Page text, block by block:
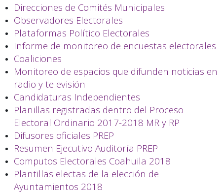
Direcciones de Comités Municipales
Observadores Electorales
Plataformas Político Electorales
Informe de monitoreo de encuestas electorales
Coaliciones
Monitoreo de espacios que difunden noticias en
radio y televisión
Candidaturas Independientes
Planillas registradas dentro del Proceso
Electoral Ordinario 2017-2018 MR y RP
Difusores oficiales PREP
Resumen Ejecutivo Auditoría PREP
Computos Electorales Coahuila 2018
Plantillas electas de la elección de
Ayuntamientos 2018